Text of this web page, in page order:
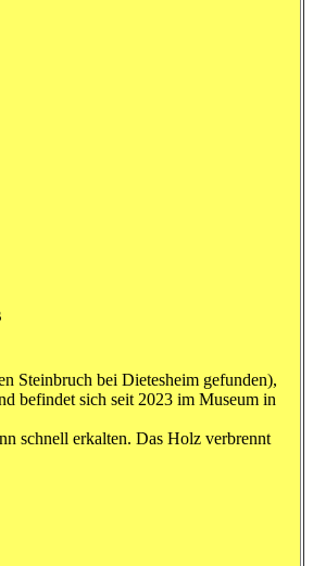
Steinbruch bei Dietesheim gefunden),
befindet sich seit 2023 im Museum in
schnell erkalten. Das Holz verbrennt